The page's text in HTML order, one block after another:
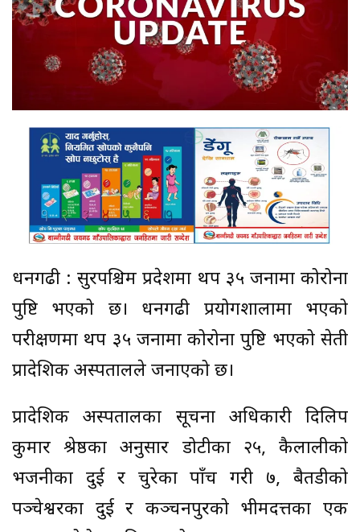
धनगढी : सुदूरपश्चिम प्रदेशमा थप ३५ जनामा कोरोना
पुष्टि भएको छ। धनगढी प्रयोगशालामा भएको
परीक्षणमा थप ३५ जनामा कोरोना पुष्टि भएको सेती
प्रादेशिक अस्पतालले जनाएको छ।
प्रादेशिक अस्पतालका सूचना अधिकारी दिलिप
कुमार श्रेष्ठका अनुसार डोटीका २५, कैलालीको
भजनीका दुई र चुरेका पाँच गरी ७, बैतडीको
पञ्चेश्वरका दुई र कञ्चनपुरको भीमदत्तका एक